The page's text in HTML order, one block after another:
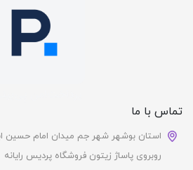
تماس با ما
استان بوشهر شهر جم میدان امام حسین
روبروی پاساژ زیتون فروشگاه پردیس رایانه